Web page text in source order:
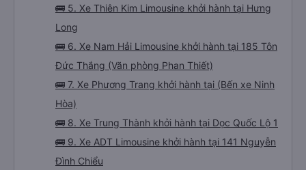
🚌 5. Xe Thiên Kim Limousine khởi hành tại Hưng
Long
🚌 6. Xe Nam Hải Limousine khởi hành tại 185 Tôn
Đức Thắng (Văn phòng Phan Thiết)
🚌 7. Xe Phương Trang khởi hành tại (Bến xe Ninh
Hòa)
🚌 8. Xe Trung Thành khởi hành tại Dọc Quốc Lộ 1
🚌 9. Xe ADT Limousine khởi hành tại 141 Nguyễn
Đình Chiểu